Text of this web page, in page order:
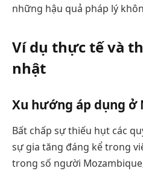
những hậu quả pháp lý
Ví dụ thực tế và
nhật
Xu hướng áp dụng ở
Bất chấp sự thiếu hụt các
sự gia tăng đáng kể trong
trong số người